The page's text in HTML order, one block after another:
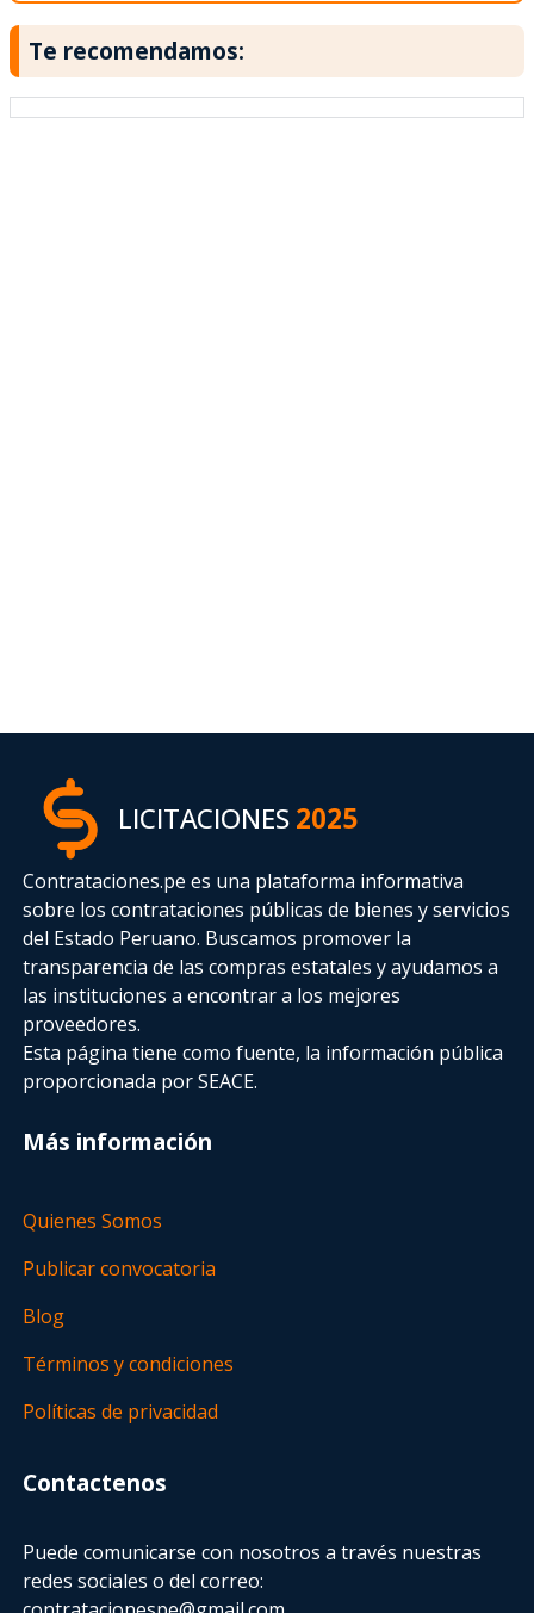
Te recomendamos:
LICITACIONES2025
Contrataciones.pe es una plataforma informativa
sobre los contrataciones públicas de bienes y servicios
del Estado Peruano. Buscamos promover la
transparencia de las compras estatalesy ayudamos a
las instituciones a encontrar a los mejores
proveedores.
Esta página tiene como fuente, la información pública
proporcionada por SEACE.
Más información
Quienes Somos
Publicar convocatoria
Blog
Términos y condiciones
Políticas de privacidad
Contactenos
Puede comunicarse con nosotros a través nuestras
redes sociales o del correo: